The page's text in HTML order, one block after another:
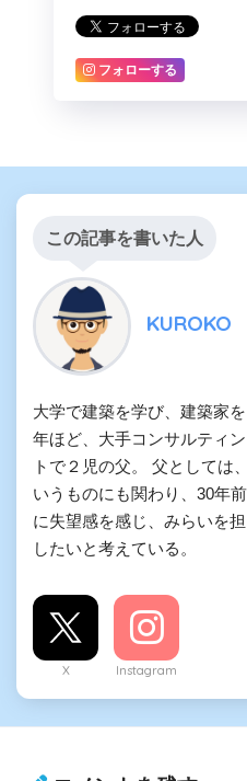
フォローする
この記事を書いた人
KUROKO
大学で建築を学び、建築家
年ほど、大手コンサルティ
トで２児の父。 父としては
いうものにも関わり、30年
に失望感を感じ、みらいを
したいと考えている。
X Instagram